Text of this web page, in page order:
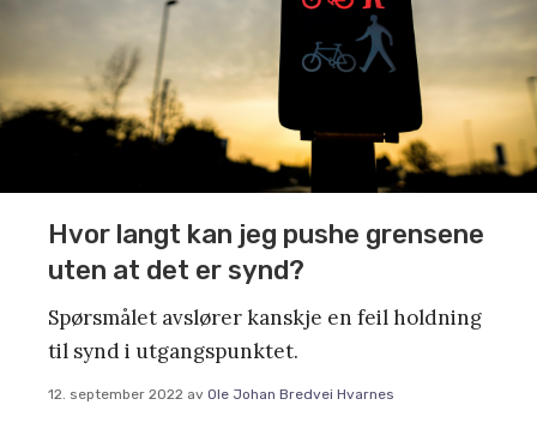
Hvor langt kan jeg pushe grensene
uten at det er synd?
Spørsmålet avslører kanskje en feil holdning
til synd i utgangspunktet.
12. september 2022 av Ole Johan Bredvei Hvarnes